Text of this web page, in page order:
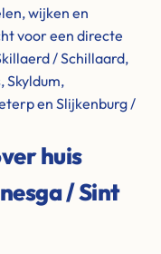
wijken en
voor een directe
/ Schillaard,
Skyldum,
en Slijkenburg /
huis
/ Sint